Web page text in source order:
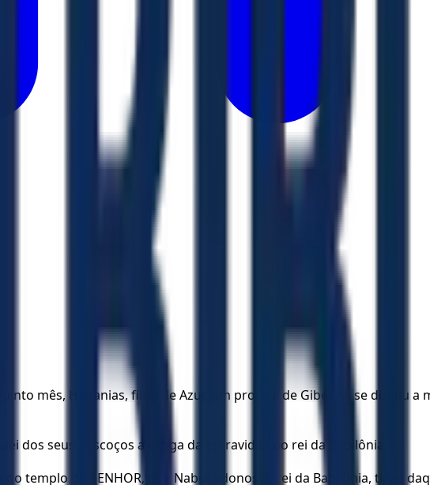
mês, Hananias, filho de Azur, um profeta de Gibeom, se dirigiu a
dos seus pescoços a canga da escravidão ao rei da Babilônia.
templo do SENHOR, que Nabucodonosor, rei da Babilônia, tirou